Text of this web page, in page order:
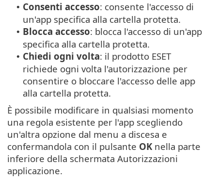
• Consenti accesso: consente l'accesso di
un'app specifica alla cartella protetta.
• Blocca accesso: blocca l'accesso di un'app
specifica alla cartella protetta.
• Chiedi ogni volta: il prodotto ESET
richiede ogni volta l'autorizzazione per
consentire o bloccare l'accesso delle app
alla cartella protetta.
È possibile modificare in qualsiasi momento
una regola esistente per l'app scegliendo
un'altra opzione dal menu a discesa e
confermandola con il pulsante OKnella parte
inferiore della schermata Autorizzazioni
applicazione.